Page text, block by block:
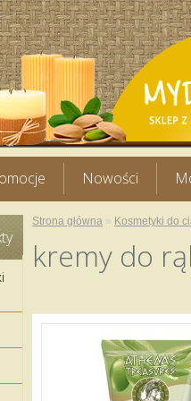
Nowości
Strona główna » Kosmetyki do
kremy do